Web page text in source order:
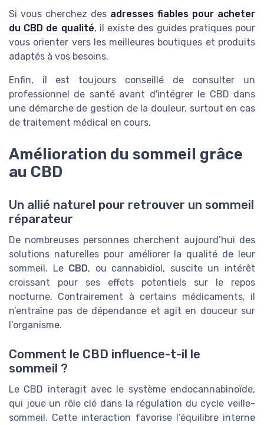
Si vous cherchez des adresses fiables pour acheter
du CBD de qualité, il existe des guides pratiques pour
vous orienter vers les meilleures boutiques et produits
adaptés à vos besoins.
Enfin, il est toujours conseillé de consulter un
professionnel de santé avant d'intégrer le CBD dans
une démarche de gestion de la douleur, surtout en cas
de traitement médical en cours.
Amélioration du sommeil grâce
au CBD
Un allié naturel pour retrouver un sommeil
réparateur
De nombreuses personnes cherchent aujourd’hui des
solutions naturelles pour améliorer la qualité de leur
sommeil. Le CBD, ou cannabidiol, suscite un intérêt
croissant pour ses effets potentiels sur le repos
nocturne. Contrairement à certains médicaments, il
n’entraîne pas de dépendance et agit en douceur sur
l’organisme.
Comment le CBD influence-t-il le
sommeil ?
Le CBD interagit avec le système endocannabinoïde,
qui joue un rôle clé dans la régulation du cycle veille-
sommeil. Cette interaction favorise l’équilibre interne